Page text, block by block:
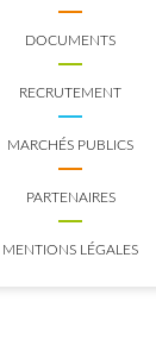
DOCUMENTS
RECRUTEMENT
MARCHÉS PUBLICS
PARTENAIRES
MENTIONS LÉGALES